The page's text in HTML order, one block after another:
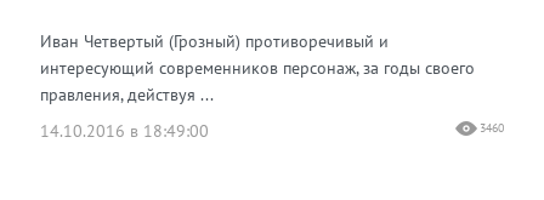
Иван Четвертый (Грозный) противоречивый и
интересующий современников персонаж, за годы своего
правления, действуя ...
14.10.2016 в 18:49:00
3460